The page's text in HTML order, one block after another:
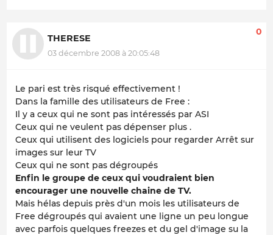
THERESE
03 décembre 2008 à 20:05:48
0
Le pari est très risqué effectivement !
Dans la famille des utilisateurs de Free :
Il y a ceux qui ne sont pas intéressés par ASI
Ceux qui ne veulent pas dépenser plus .
Ceux qui utilisent des logiciels pour regarder Arrêt sur
images sur leur TV
Ceux qui ne sont pas dégroupés
Enfin le groupe de ceux qui voudraient bien
encourager une nouvelle chaine de TV.
Mais hélas depuis près d'un mois les utilisateurs de
Free dégroupés qui avaient une ligne un peu longue
avec parfois quelques freezes et du gel d'image su la